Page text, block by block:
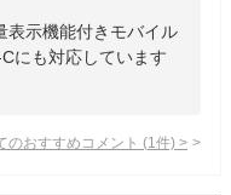
表示機能付きモバイル
にも対応しています
のおすすめコメント (1 件) >